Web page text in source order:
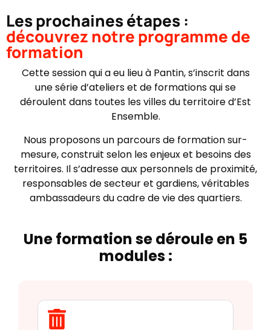
Les prochaines étapes :
découvrez notre programme de
formation
Cette session qui a eu lieu à Pantin, s’inscrit dans
une série d’ateliers et de formations qui se
déroulent dans toutes les villes du territoire d’Est
Ensemble.
Nous proposons un parcours de formation sur-
mesure, construit selon les enjeux et besoins des
territoires. Il s’adresse aux personnels de proximité,
responsables de secteur et gardiens, véritables
ambassadeurs du cadre de vie des quartiers.
Une formation se déroule en 5
modules :